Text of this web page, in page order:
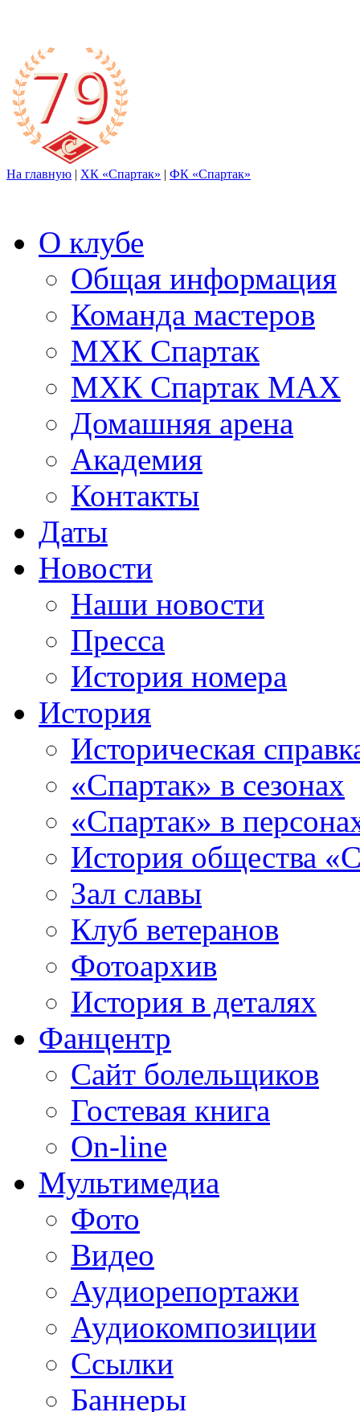
На главную | ХК «Спартак» | ФК «Спартак»
О клубе
Общая информация
Команда мастеров
МХК Спартак
МХК Спартак МАХ
Домашняя арена
Академия
Контакты
Даты
Новости
Наши новости
Пресса
История номера
История
Историческая
«Спартак» в сезонах
«Спартак» в
История общества
Зал славы
Клуб ветеранов
Фотоархив
История в деталях
Фанцентр
Сайт болельщиков
Гостевая книга
On-line
Мультимедиа
Фото
Видео
Аудиорепортажи
Аудиокомпозиции
Ссылки
Баннеры